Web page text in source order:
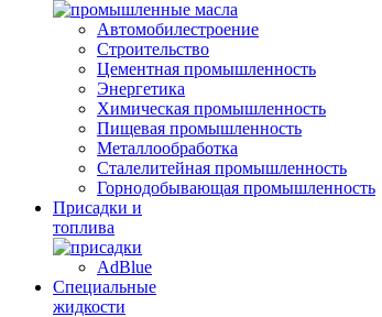
Автомобилестроение
Строительство
Цементная промышленность
Энергетика
Химическая промышленность
Пищевая промышленность
Металлообработка
Сталелитейная промышленность
Горнодобывающая промышленность
Присадки и
топлива
AdBlue
Специальные
жидкости